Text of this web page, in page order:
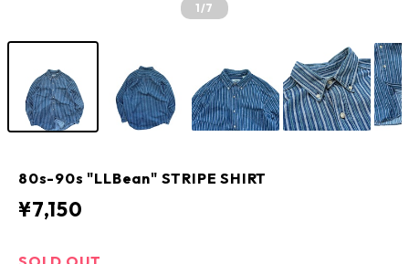
1/7
80s-90s "LLBean" STRIPE SHIRT
¥7,150